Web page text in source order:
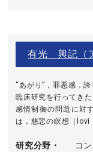
有光 興記（
“あがり”，罪悪感，
臨床研究を行ってき
感情制御の問題に対
は，慈悲の瞑想（lovi
研究分野・
コ